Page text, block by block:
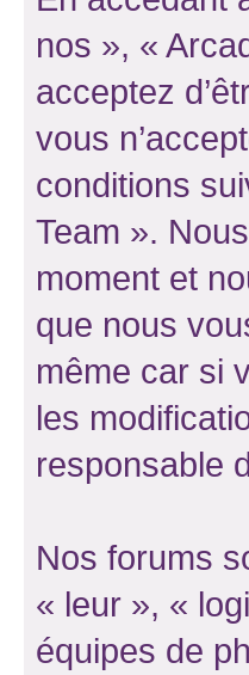
nos », «
acceptez
vous
conditions
Team ».
moment et
que nous
même car si
les
responsable
Nos forums
« leur », «
équipes de